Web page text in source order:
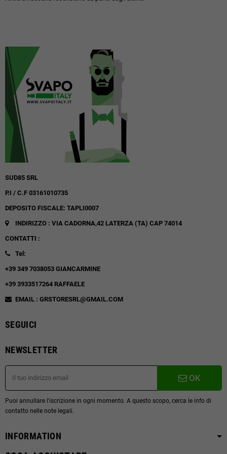
SUD85 SRL
P.I / C.F 03161010735
DEPOSITO FISCALE: TAPLI0007
INDIRIZZO : VIA CADORNA,42 LATERZA (TA) CAP 74014
CONTATTI :
Tel:
+39 349 7038053 GIANCARMINE
+39 3933517264 RAFFAELE
EMAIL : GRSTORESRL@GMAIL.COM
SEGUICI
NEWSLETTER
OK
Puoi annullare l'iscrizione in ogni momento. A questo scopo, cerca le info di
contatto nelle note legali.
INFORMATION